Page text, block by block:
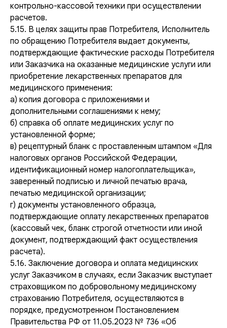
контрольно-кассовой техники при осуществлении
расчетов.
5.15. В целях защиты прав Потребителя, Исполнитель
по обращению Потребителя выдает документы,
подтверждающие фактические расходы Потребителя
или Заказчика на оказанные медицинские услуги или
приобретение лекарственных препаратов для
медицинского применения:
а) копия договора с приложениями и
дополнительными соглашениями к нему;
б) справка об оплате медицинских услуг по
установленной форме;
в) рецептурный бланк с проставленным штампом «Для
налоговых органов Российской Федерации,
идентификационный номер налогоплательщика»,
заверенный подписью и личной печатью врача,
печатью медицинской организации;
г) документы установленного образца,
подтверждающие оплату лекарственных препаратов
(кассовый чек, бланк строгой отчетности или иной
документ, подтверждающий факт осуществления
расчета).
5.16. Заключение договора и оплата медицинских
услуг Заказчиком в случаях, если Заказчик выступает
страховщиком по добровольному медицинскому
страхованию Потребителя, осуществляются в
порядке, предусмотренном Постановлением
Правительства РФ от 11.05.2023 № 736 «Об